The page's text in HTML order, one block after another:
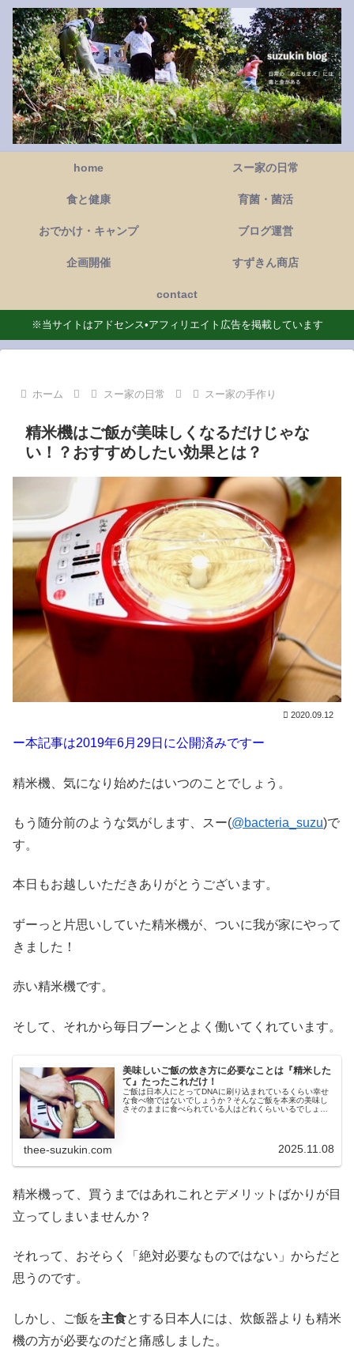
home スー家の日常
食と健康 育菌・菌活
おでかけ・キャンプ ブログ運営
企画開催 すずきん商店
contact
※当サイトはアドセンス•アフィリエイト広告を掲載しています
ホーム スー家の日常 スー家の手作り
精米機はご飯が美味しくなるだけじゃな
い！？おすすめしたい効果とは？
2020.09.12
ー本記事は2019年6月29日に公開済みですー
精米機、気になり始めたはいつのことでしょう。
もう随分前のような気がします、スー(@bacteria_suzu)で
す。
本日もお越しいただきありがとうございます。
ずーっと片思いしていた精米機が、ついに我が家にやって
きました！
赤い精米機です。
そして、それから毎日ブーンとよく働いてくれています。
美味しいご飯の炊き方に必要なことは『精米した
て』たったこれだけ！
ご飯は日本人にとってDNAに刷り込まれているくらい幸せ
な食べ物ではないでしょうか？そんなご飯を本来の美味し
さそのままに食べられている人はどれくらいいるでしょう
thee-suzukin.com 2025.11.08
精米機って、買うまではあれこれとデメリットばかりが目
立ってしまいませんか？
それって、おそらく「絶対必要なものではない」からだと
思うのです。
しかし、ご飯を主食とする日本人には、炊飯器よりも精米
機の方が必要なのだと痛感しました。